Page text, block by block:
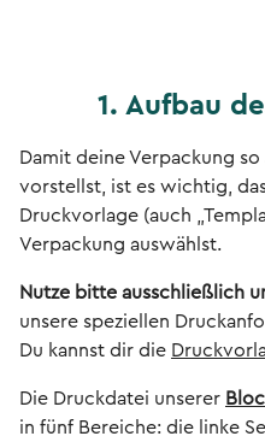
1. Aufbau
Damit deine Verpackung
vorstellst, ist es wichtig,
Druckvorlage (auch
Verpackung auswählst.
Nutze bitte ausschließlich
unsere speziellen
Du kannst dir die
Die Druckdatei unserer
in fünf Bereiche: die linke